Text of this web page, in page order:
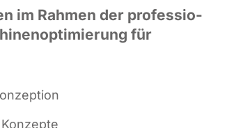
im Rah­men der pro­fes­sio­
für